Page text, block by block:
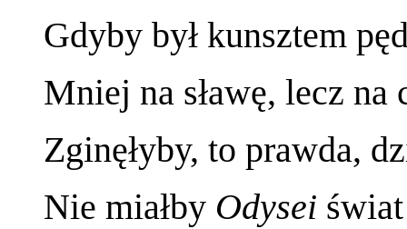
Gdyby był kunsztem
Mniej na sławę, lecz
Zginęłyby, to prawda,
Nie miałby Odysei